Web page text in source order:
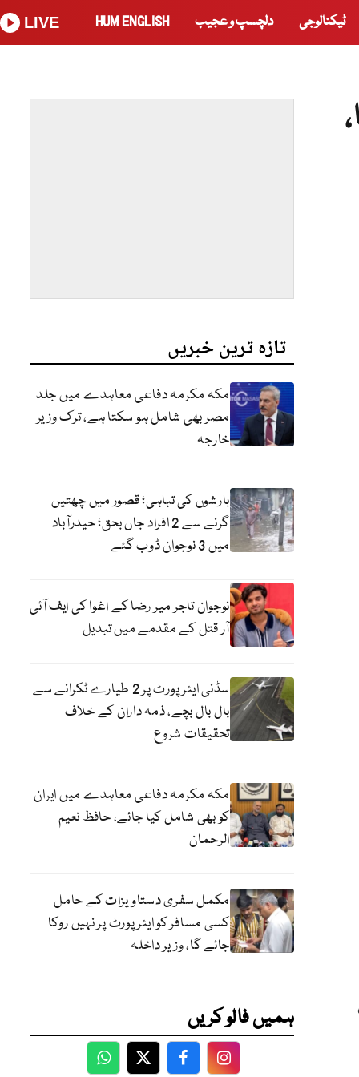
ٹیکنالوجی دلچسپ و عجیب HUM ENGLISH
LIVE
تازہ ترین خبریں
مکہ مکرمہ دفاعی معاہدے میں جلد
مصر بھی شامل ہو سکتا ہے، ترک وزیر
خارجہ
بارشوں کی تباہی؛ قصور میں چھتیں
گرنے سے 2 افراد جاں بحق؛ حیدرآباد
میں 3 نوجوان ڈوب گئے
نوجوان تاجر میر رضا کے اغوا کی ایف آئی
آر قتل کے مقدمے میں تبدیل
سڈنی ایئرپورٹ پر 2 طیارے ٹکرانے سے
بال بال بچے، ذمہ داران کے خلاف
تحقیقات شروع
مکہ مکرمہ دفاعی معاہدے میں ایران
کو بھی شامل کیا جائے، حافظ نعیم
الرحمان
مکمل سفری دستاویزات کے حامل
کسی مسافر کو ایئرپورٹ پر نہیں روکا
جائے گا، وزیر داخلہ
ہمیں فالو کریں
WhatsApp
TwitterFacebookFacebook